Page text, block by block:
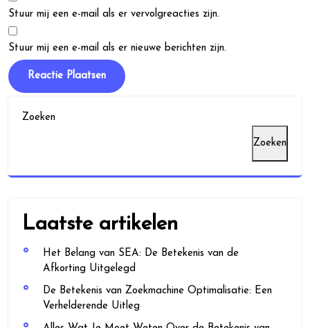
Stuur mij een e-mail als er vervolgreacties zijn.
Stuur mij een e-mail als er nieuwe berichten zijn.
Zoeken
Zoeken
Laatste artikelen
Het Belang van SEA: De Betekenis van de
Afkorting Uitgelegd
De Betekenis van Zoekmachine Optimalisatie: Een
Verhelderende Uitleg